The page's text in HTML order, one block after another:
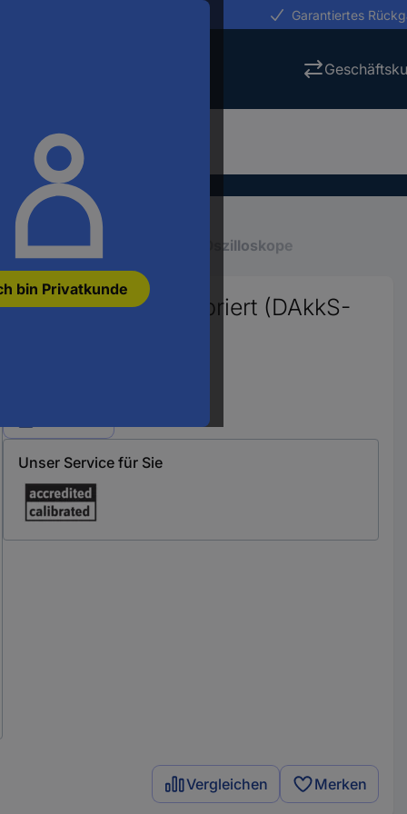
bin Privatkunde
Garantiertes
Labor-Messgeräte Oszilloskope
Oszilloskop kalibriert (DAkkS-
Unser Service für Sie
Vergleichen Merken